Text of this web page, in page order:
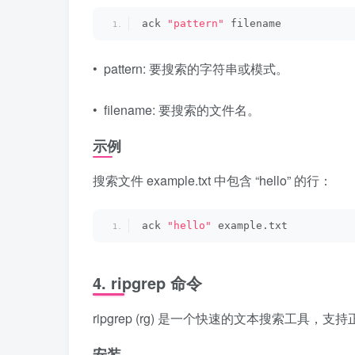
ack "pattern" filename
• pattern: 要搜索的字符串或模式。
• filename: 要搜索的文件名。
示例
搜索文件 example.txt 中包含 “hello” 的行：
ack "hello" example.txt
4. ripgrep 命令
ripgrep (rg) 是一个快速的文本搜索工具，支持